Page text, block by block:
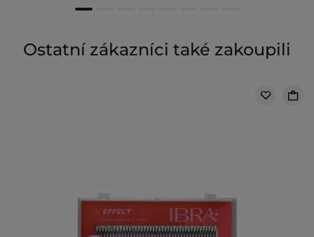
Ostatní zákazníci také zakoupili